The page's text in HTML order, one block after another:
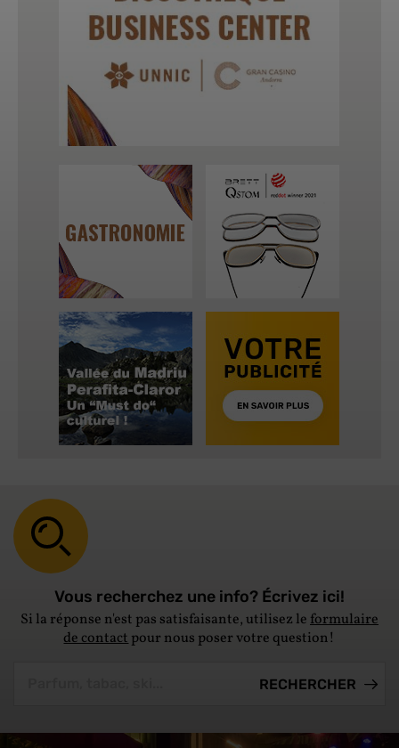
Vous recherchez une info? Écrivez ici!
Si la réponse n'est pas satisfaisante, utilisez leformulaire
de contactpour nous poser votre question!